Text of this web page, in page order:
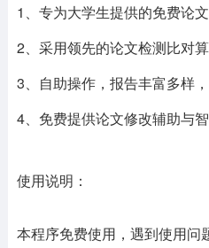
1、专为大学生提供的免费论
2、采用领先的论文检测比对
3、自助操作，报告丰富多样
4、免费提供论文修改辅助与
使用说明：
本程序免费使用，遇到使用问